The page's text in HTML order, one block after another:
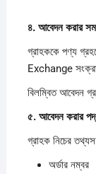
৪. আবেদনকরার
গ্রাহককে পণ্য
Exchange
বিলম্বিত আবেদন
৫. আবেদনকরার
গ্রাহক নিচের
অর্ডার নম্বর